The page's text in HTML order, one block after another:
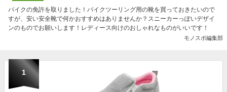
バイクの免許を取りました！バイクツーリング用の靴を買っておきたいので
すが、安い安全靴で何かおすすめはありませんか？スニーカーっぽいデザイ
ンのものでお願いします！レディース向けのおしゃれなものがいいです！
モノスポ編集部
1